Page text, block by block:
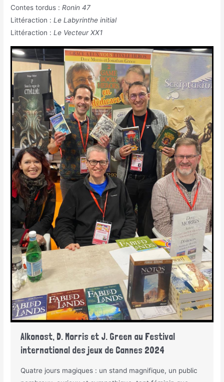
Contes tordus : Ronin 47
Littéraction :Le Labyrinthe initial
Littéraction :Le Vecteur XX1
Alkonost, D. Morris et J. Green au Festival
international des jeux de Cannes 2024
Quatre jours magiques : un stand magnifique, un public